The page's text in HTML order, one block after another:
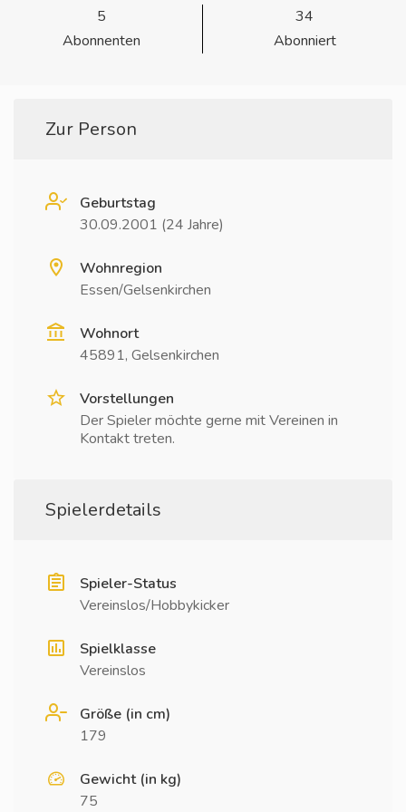
5
Abonnenten
34
Abonniert
Zur Person
Geburtstag
30.09.2001 (24 Jahre)
Wohnregion
Essen/Gelsenkirchen
Wohnort
45891, Gelsenkirchen
Vorstellungen
Der Spieler möchte gerne mit Vereinen in
Kontakt treten.
Spielerdetails
Spieler-Status
Vereinslos/Hobbykicker
Spielklasse
Vereinslos
Größe (in cm)
179
Gewicht (in kg)
75